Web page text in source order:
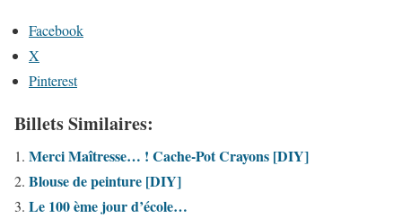
Facebook
X
Pinterest
Billets Similaires:
Merci Maîtresse… ! Cache-Pot Crayons [DIY]
Blouse de peinture [DIY]
Le 100 ème jour d’école…